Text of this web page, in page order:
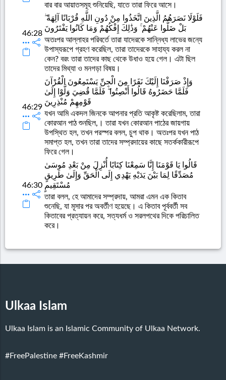
বার বার আয়াতসমূহ শুনিয়েছি, যাতে তারা ফিরে আসে।
46:28
فَلَوْلَا نَصَرَهُمُ الَّذِينَ اتَّخَذُوا مِنْ دُونِ اللَّهِ قُرْبَانًا آلِهَةً ۖ
بَلْ ضَلُّوا عَنْهُمْ ۚ وَذَٰلِكَ إِفْكُهُمْ وَمَا كَانُوا يَفْتَرُونَ
অতঃপর আল্লাহর পরিবর্তে তারা যাদেরকে সান্নিধ্য লাভের জন্যে
উপাস্যরূপে গ্রহণ করেছিল, তারা তাদেরকে সাহায্য করল না
কেন? বরং তারা তাদের কাছ থেকে উধাও হয়ে গেল। এটা ছিল
তাদের মিথ্যা ও মনগড়া বিষয়।
46:29
وَإِذْ صَرَفْنَا إِلَيْكَ نَفَرًا مِنَ الْجِنِّ يَسْتَمِعُونَ الْقُرْآنَ
فَلَمَّا حَضَرُوهُ قَالُوا أَنْصِتُوا ۖ فَلَمَّا قُضِيَ وَلَّوْا إِلَىٰ
قَوْمِهِمْ مُنْذِرِينَ
যখন আমি একদল জিনকে আপনার প্রতি আকৃষ্ট করেছিলাম, তারা
কোরআন পাঠ শুনছিল,। তারা যখন কোরআন পাঠের জায়গায়
উপস্থিত হল, তখন পরস্পর বলল, চুপ থাক। অতঃপর যখন পাঠ
সমাপ্ত হল, তখন তারা তাদের সম্প্রদায়ের কাছে সতর্ককারীরূপে
ফিরে গেল।
46:30
قَالُوا يَا قَوْمَنَا إِنَّا سَمِعْنَا كِتَابًا أُنْزِلَ مِنْ بَعْدِ مُوسَىٰ
مُصَدِّقًا لِمَا بَيْنَ يَدَيْهِ يَهْدِي إِلَى الْحَقِّ وَإِلَىٰ طَرِيقٍ
مُسْتَقِيمٍ
তারা বলল, হে আমাদের সম্প্রদায়, আমরা এমন এক কিতাব
শুনেছি, যা মূসার পর অবর্তীণ হয়েছে। এ কিতাব পূর্ববর্তী সব
কিতাবের প্রত্যায়ন করে, সত্যধর্ম ও সরলপথের দিকে পরিচালিত
করে।
Ulkaa Islam
Ulkaa Islam is an Islamic Community of Ulkaa Network.
#FreePalestine #FreeKashmir